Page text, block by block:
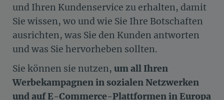
und Ihren Kundenservice zu erhalten, damit
Sie wissen, wo und wie Sie Ihre Botschaften
ausrichten, was Sie den Kunden antworten
und was Sie hervorheben sollten.
Sie können sie nutzen, um all Ihren
Werbekampagnen in sozialen Netzwerken
und auf E-Commerce-Plattformen in Europa